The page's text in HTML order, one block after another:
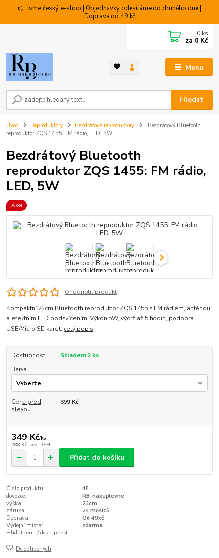
👉 Jsme český e-shop | Objednávky odesíláme do druhého dne |
Doprava od 49 kč
Menu
Hledat
0 ks
za 0 Kč
Úvod Reproduktory Bezdrátové reproduktory
Bezdrátový Bluetooth
reproduktor ZQS 1455: FM rádio, LED, 5W
Bezdrátový Bluetooth
reproduktor ZQS 1455: FM rádio,
LED, 5W
Akce
Ohodnotit produkt
Kompaktní 22cm Bluetooth reproduktor ZQS 1455 s FM rádiem, anténou
a efektním LED podsvícením. Výkon 5W, výdrž až 5 hodin, podpora
USB/Micro SD karet. celý popis
Dostupnost
Skladem 2 ks
Barva
Cena před
slevou
399 Kč
349 Kč/ks
288 Kč bez DPH
Přidat do košíku
Číslo produktu:
45
dovozce:
RB-nakuplevne
výška:
22cm
záruka:
24 měsíců
Doprava:
Od 49kč
Výdejní místa:
zdarma
Hlídat cenu / dostupnost
Do oblíbených